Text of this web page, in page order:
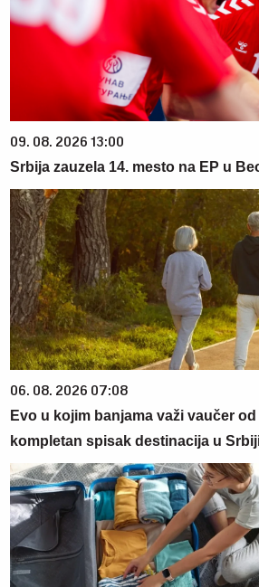
09. 08. 2026 13:00
Srbija zauzela 14. mesto na EP u
06. 08. 2026 07:08
Evo u kojim banjama važi vaučer od
kompletan spisak destinacija u